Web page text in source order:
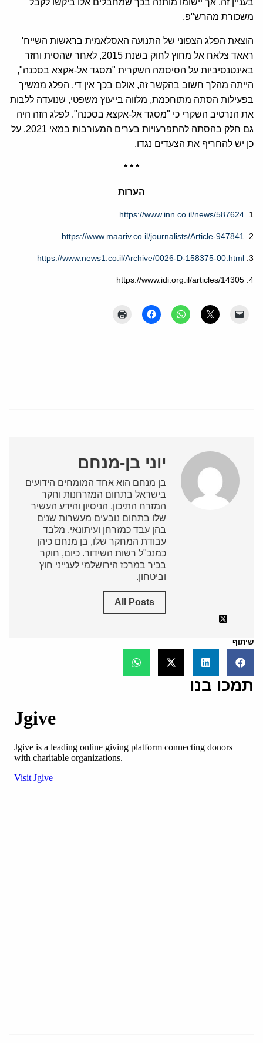
משכורת מהרש"פ.
הוצאת הפלג הצפוני של התנועה האסלאמית בראשות השייח'
ראאד צלאח אל מחוץ לחוק בשנת 2015, לאחר שהסית וחזר
באינטנסיביות על הסיסמה השקרית "מסגד אל-אקצא בסכנה",
הייתה מהלך חשוב בהקשר זה, אולם בכך אין די. הפלג ממשיך
בפעילות הסתה מתוחכמת, מלווה בייעוץ משפטי, שנועדה ללבות
את הנרטיב השקרי כי "מסגד אל-אקצא בסכנה". לפלג הזה היה
גם חלק בהסתה להתפרעויות בערים המעורבות במאי 2021. על
כן יש להחריף את הצעדים נגדו.
* * *
הערות
1.
https://www.inn.co.il/news/587624
2.
https://www.maariv.co.il/journalists/Article-947841
3.
https://www.news1.co.il/Archive/0026-D-158375-00.html
4. https://www.idi.org.il/articles/14305
יוני בן-מנחם
בן מנחם הוא אחד המומחים הידועים
בישראל בתחום המזרחנות וחקר
המזרח התיכון. הניסיון והידע העשיר
שלו בתחום נובעים מעשרות שנים
בהן עבד כמזרחן ועיתונאי. מלבד
עבודת המחקר שלו, בן מנחם כיהן
כמנכ"ל רשות השידור. כיום, חוקר
בכיר במרכז הירושלמי לענייני חוץ
וביטחון.
All Posts
שיתוף
תמכו בנו